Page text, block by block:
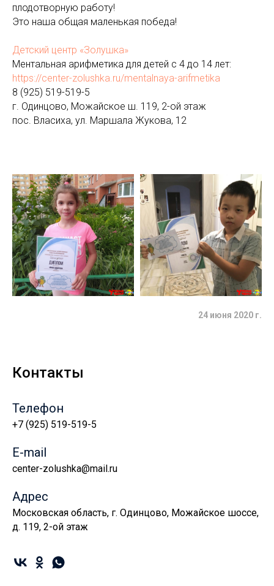
плодотворную работу!
Это наша общая маленькая победа!
Детский центр «Золушка»
Ментальная арифметика для детей с 4 до 14 лет:
https://center-zolushka.ru/mentalnaya-arifmetika
8 (925) 519-519-5
г. Одинцово, Можайское ш. 119, 2-ой этаж
пос. Власиха, ул. Маршала Жукова, 12
24 июня 2020 г.
Контакты
Телефон
+7 (925) 519-519-5
E-mail
center-zolushka@mail.ru
Адрес
Московская область, г. Одинцово, Можайское шоссе,
д. 119, 2-ой этаж